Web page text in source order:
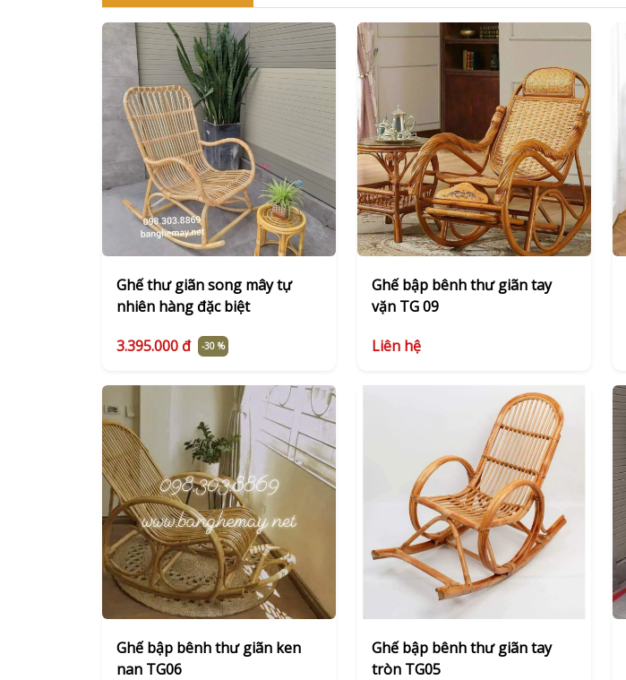
Ghế thư giãn song mây tự
nhiên hàng đặc biệt
3.395.000 đ
-30 %
Ghế bập bênh thư giãn tay
vặn TG 09
Liên hệ
Ghế bập bênh thư giãn ken
nan TG06
Ghế bập bênh thư giãn tay
tròn TG05